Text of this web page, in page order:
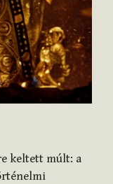
keltett múlt: a